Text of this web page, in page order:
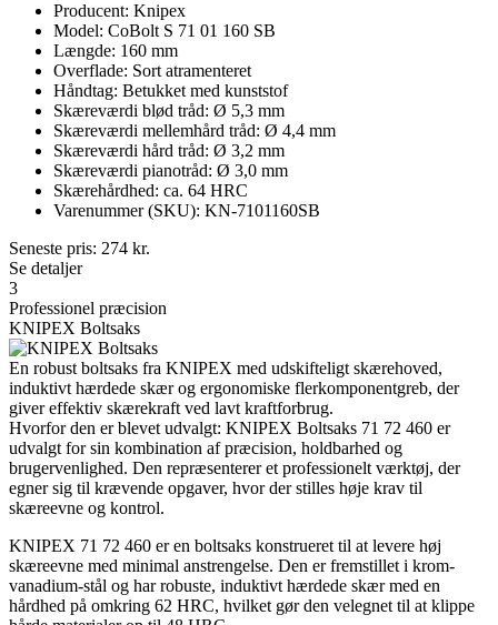
Producent: Knipex
Model: CoBolt S 71 01 160 SB
Længde: 160 mm
Overflade: Sort atramenteret
Håndtag: Betukket med kunststof
Skæreværdi blød tråd: Ø 5,3 mm
Skæreværdi mellemhård tråd: Ø 4,4 mm
Skæreværdi hård tråd: Ø 3,2 mm
Skæreværdi pianotråd: Ø 3,0 mm
Skærehårdhed: ca. 64 HRC
Varenummer (SKU): KN-7101160SB
Seneste pris: 274 kr.
Se detaljer
3
Professionel præcision
KNIPEX Boltsaks
En robust boltsaks fra KNIPEX med udskifteligt skærehoved,
induktivt hærdede skær og ergonomiske flerkomponentgreb, der
giver effektiv skærekraft ved lavt kraftforbrug.
Hvorfor den er blevet udvalgt: KNIPEX Boltsaks 71 72 460 er
udvalgt for sin kombination af præcision, holdbarhed og
brugervenlighed. Den repræsenterer et professionelt værktøj, der
egner sig til krævende opgaver, hvor der stilles høje krav til
skæreevne og kontrol.
KNIPEX 71 72 460 er en boltsaks konstrueret til at levere høj
skæreevne med minimal anstrengelse. Den er fremstillet i krom-
vanadium-stål og har robuste, induktivt hærdede skær med en
hårdhed på omkring 62 HRC, hvilket gør den velegnet til at klippe